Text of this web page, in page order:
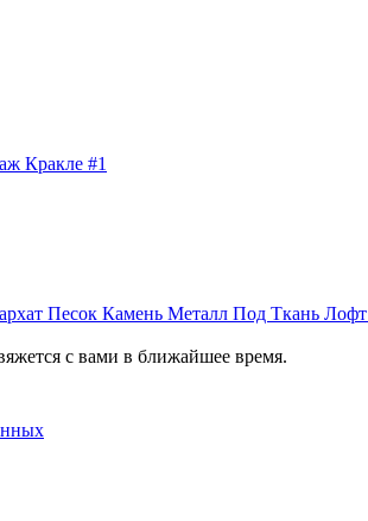
Кракле #1
Песок Камень Металл Под Ткань Лофт
с вами в ближайшее время.